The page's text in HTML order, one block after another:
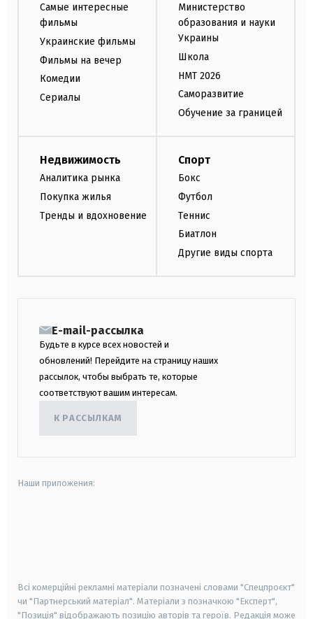
Самые интересные
фильмы
Украинские фильмы
Фильмы на вечер
Комедии
Сериалы
Министерство
образования и науки
Украины
Школа
НМТ 2026
Саморазвитие
Обучение за границей
Недвижимость
Аналитика рынка
Покупка жилья
Тренды и вдохновение
Спорт
Бокс
Футбол
Теннис
Биатлон
Другие виды спорта
E-mail-рассылка
Будьте в курсе всех новостей и
обновлений! Перейдите на страницу наших
рассылок, чтобы выбрать те, которые
соответствуют вашим интересам.
К РАССЫЛКАМ
Наши приложения:
Всі комерційні рекламні матеріали позначені словами "Спецпроєкт"
чи "Партнерський матеріал". Матеріали з позначкою "Експерт",
"Позиція" відображають позицію авторів та героїв. Редакція може